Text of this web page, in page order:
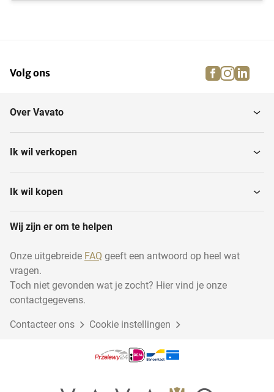
Volg ons facebook
Over Vavato
Ik wil verkopen
Ik wil kopen
Wij zijn er om te helpen
Onze uitgebreide FAQ geeft een antwoord op heel wat
vragen.
Toch niet gevonden wat je zocht? Hier vind je onze
contactgegevens.
Contacteer ons Cookie instellingen